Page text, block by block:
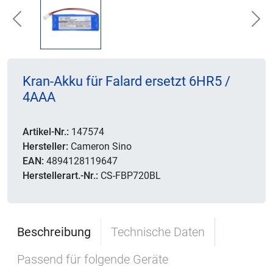
Previous
Kran-Akku für Falard ersetzt 6HR5 /
4AAA
Artikel-Nr.: 147574
Hersteller: Cameron Sino
EAN: 4894128119647
Herstellerart.-Nr.: CS-FBP720BL
Beschreibung
Technische Daten
Passend für folgende Geräte